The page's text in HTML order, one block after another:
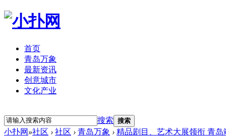
首页
青岛万象
最新资讯
创意城市
文化产业
搜索 搜索
小扑网 »社区 › 社区 › 青岛万象 › 精品剧目、艺术大展领衔 青